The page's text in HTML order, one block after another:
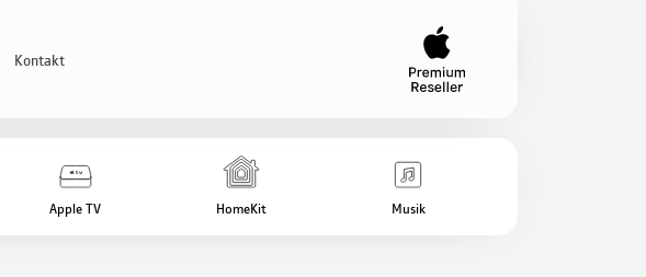
Kontakt
Apple TV HomeKit Musik